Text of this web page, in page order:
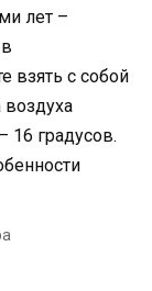
лет –
взять с собой
воздуха
16 градусов.